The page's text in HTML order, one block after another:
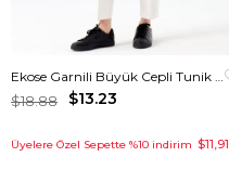
$13.23
$18.88
Üyelere Özel Sepette %10 indirim $11,91